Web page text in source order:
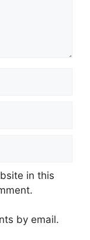
in this
by email.